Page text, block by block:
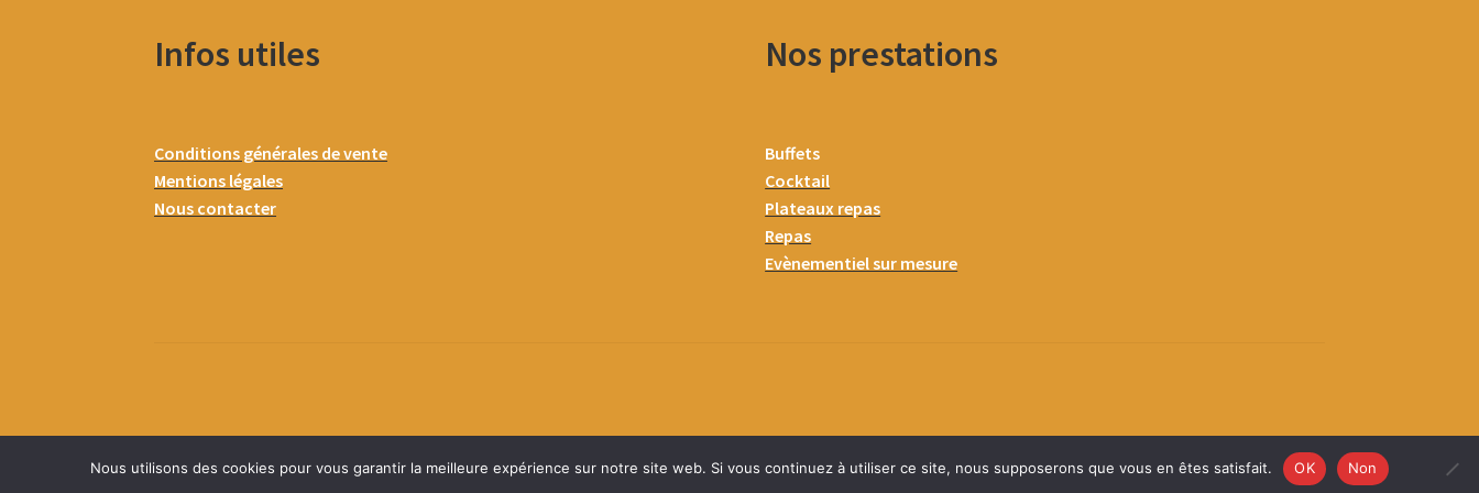
Infos utiles
Conditions générales de vente
Mentions légales
Nous contacter
Nos prestations
Buffets
Cocktail
Plateaux repas
Repas
Evènementiel sur mesure
Nous utilisons des cookies pour vous garantir la meilleure expérience sur notre site web. Si vous continuez à utiliser ce site, nous supposerons que vous en êtes satisfait. OK Non